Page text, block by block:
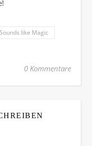
Sounds like Magic
0 Kommentare